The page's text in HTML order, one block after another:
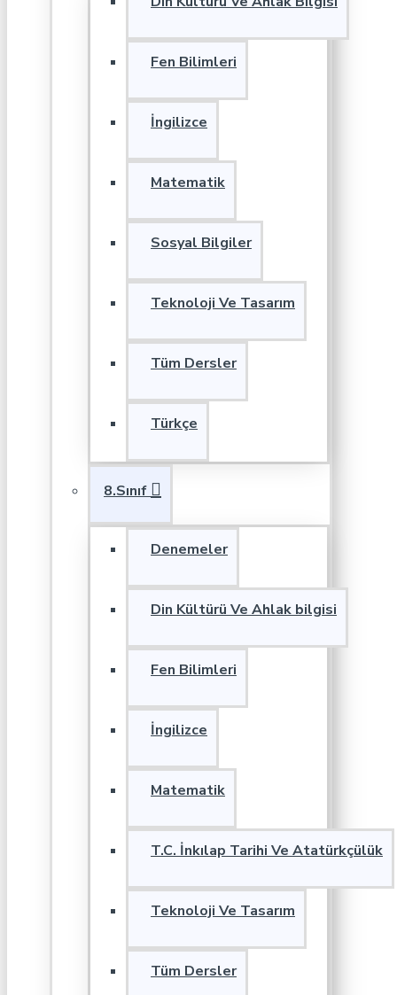
Fen Bilimleri
İngilizce
Matematik
Sosyal Bilgiler
Teknoloji Ve Tasarım
Tüm Dersler
Türkçe
8.Sınıf
Denemeler
Din Kültürü Ve Ahlak bilgisi
Fen Bilimleri
İngilizce
Matematik
T.C. İnkılap Tarihi Ve Atatürkçülük
Teknoloji Ve Tasarım
Tüm Dersler